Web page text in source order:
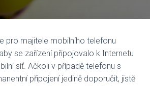
pro majitele mobilního telefonu
se zařízení připojovalo k Internetu
síť. Ačkoli v případě telefonu s
připojení jedině doporučit, jistě